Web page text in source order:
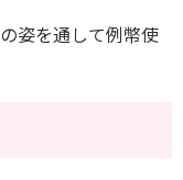
姿を通して例幣使